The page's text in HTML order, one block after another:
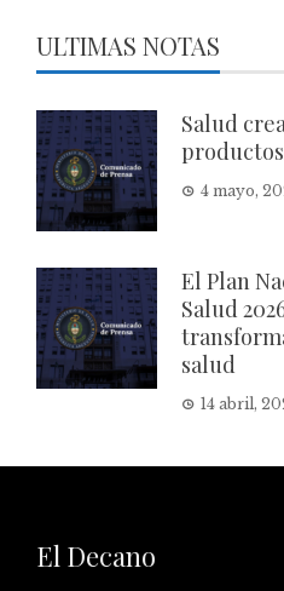
ULTIMAS NOTAS
Salud
4 mayo,
El Plan
Salud
salud
14 abril,
El Decano